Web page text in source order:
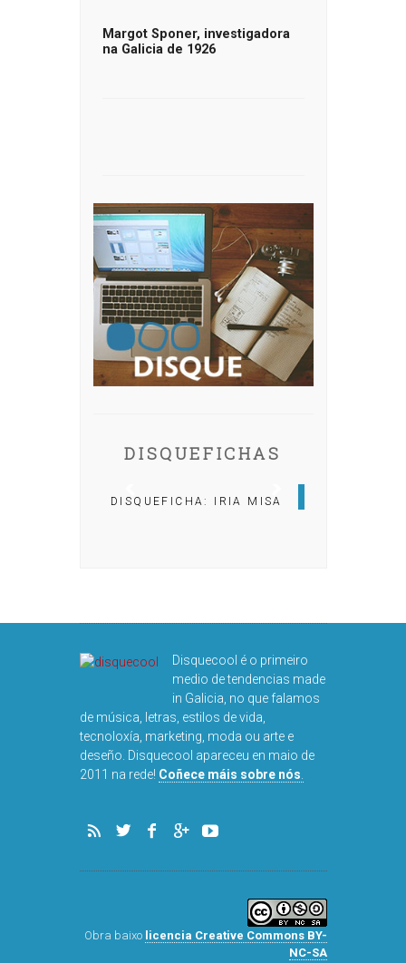
Margot Sponer, investigadora
na Galicia de 1926
DISQUEFICHAS
DISQUEFICHA: IRIA MISA
DISQUEFICHA: ÓLÖF
Disquecool é o primeiro
medio de tendencias made
in Galicia, no que falamos
de música, letras, estilos de vida,
tecnoloxía, marketing, moda ou arte e
deseño. Disquecool apareceu en maio de
2011 na rede! Coñece máis sobre nós.
Obra baixo licencia Creative Commons BY-
NC-SA